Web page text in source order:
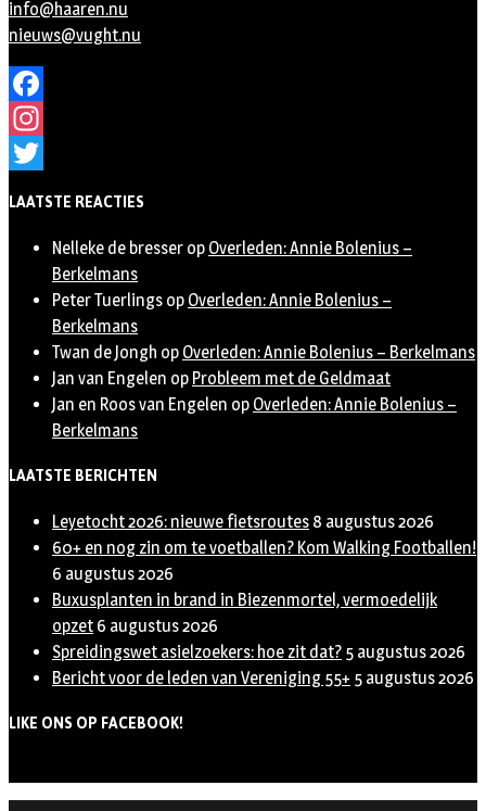
info@haaren.nu
nieuws@vught.nu
Facebook
Instagram
LAATSTE REACTIES
Nelleke de bresser op Overleden: Annie Bolenius –
Berkelmans
Peter Tuerlings op Overleden: Annie Bolenius –
Berkelmans
Twan de Jongh op Overleden: Annie Bolenius – Berkelmans
Jan van Engelen op Probleem met de Geldmaat
Jan en Roos van Engelen op Overleden: Annie Bolenius –
Berkelmans
LAATSTE BERICHTEN
Leyetocht 2026: nieuwe fietsroutes 8 augustus 2026
60+ en nog zin om te voetballen? Kom Walking Footballen!
6 augustus 2026
Buxusplanten in brand in Biezenmortel, vermoedelijk
opzet 6 augustus 2026
Spreidingswet asielzoekers: hoe zit dat? 5 augustus 2026
Bericht voor de leden van Vereniging 55+ 5 augustus 2026
LIKE ONS OP FACEBOOK!